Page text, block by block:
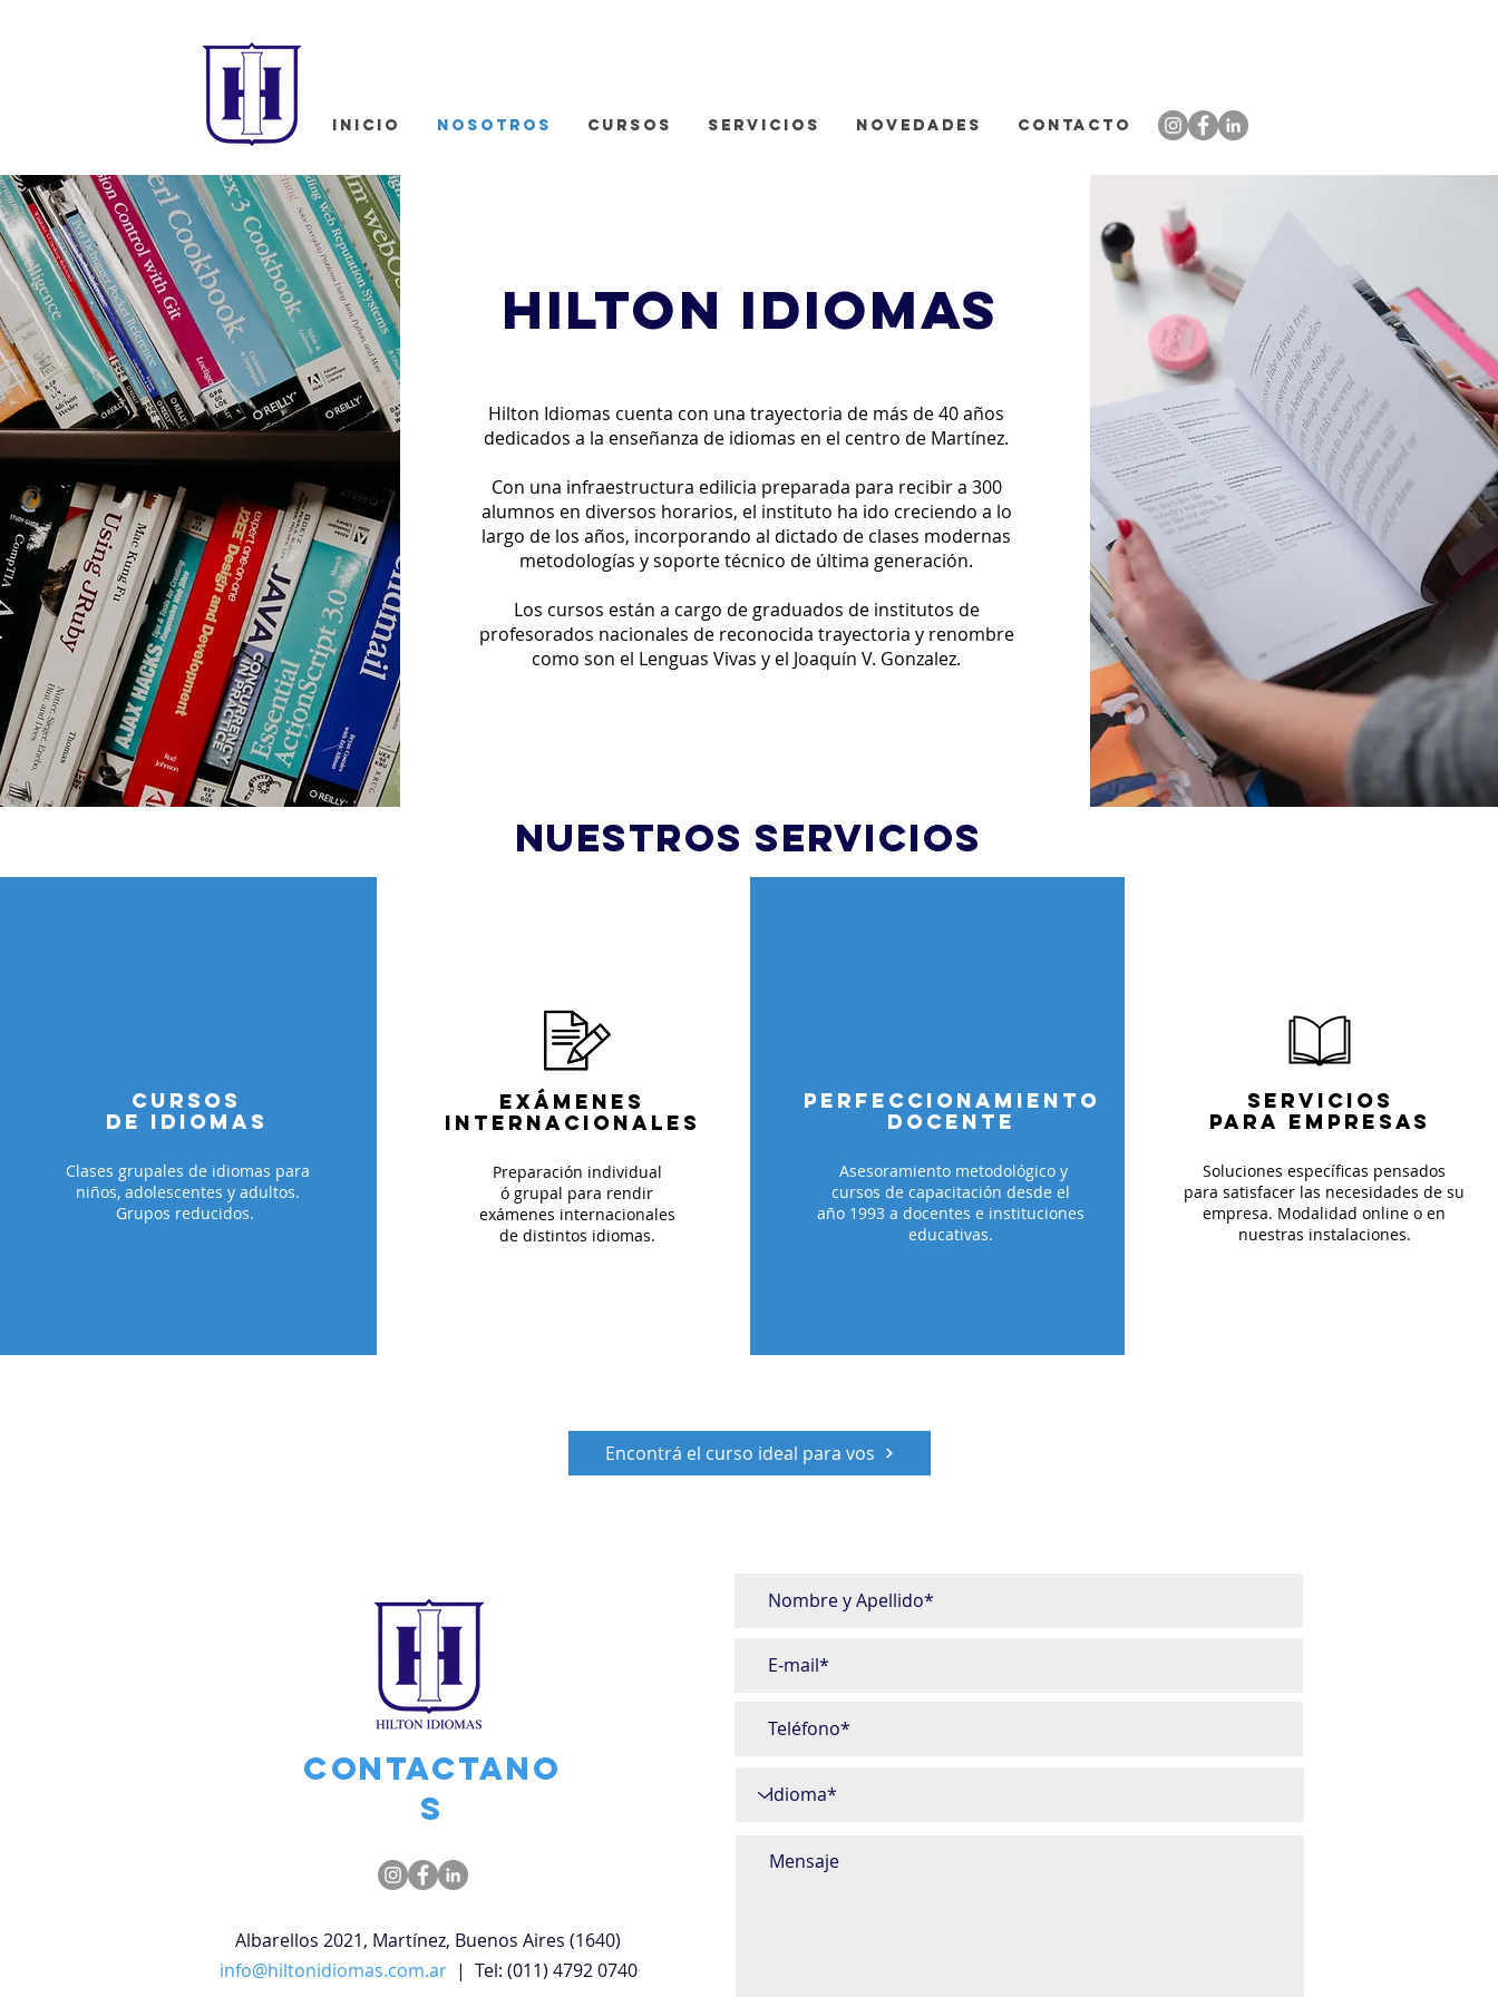
INICIO NOSOTROS CURSOS SERVICIOS NOVEDADES CONTACTO
hilton idiomas
Hilton Idiomas cuenta con una trayectoria de más de 40 años
dedicados a la enseñanza de idiomas en el centro de Martínez.
Con una infraestructura edilicia preparada para recibir a 300
alumnos en diversos horarios, el instituto ha ido creciendo a lo
largo de los años, incorporando al dictado de clases modernas
metodologías y soporte técnico de última generación.
Los cursos están a cargo de graduados de institutos de
profesorados nacionales de reconocida trayectoria y renombre
como son el Lenguas Vivas y el JoaquínV. Gonzalez.
NUESTROS SERVICIOS
PERFECCIONAMIENTO
DOCENTE
cURSOS
DE IDIOMAS
Clases grupales de idiomas para
niños, adolescentes y adultos.
Grupos reducidos.
EXÁMENES
INTERNACIONALES
Preparación individual
ó grupal para rendir
exámenes internacionales
de distintos idiomas.
PERFECCIONAMIENTO
DOCENTE
Asesoramiento metodológico y
cursos de capacitación desde el
año 1993 a docentes e instituciones
educativas.
SERVICIOS
PARA EMPRESAS
Soluciones específicas pensados
para satisfacer las necesidades de su
empresa. Modalidad online o en
nuestras instalaciones.
Encontrá el curso ideal para vos
Contactano
s
Albarellos 2021, Martínez, Buenos Aires (1640)
info@hiltonidiomas.com.ar | Tel: (011) 4792 0740